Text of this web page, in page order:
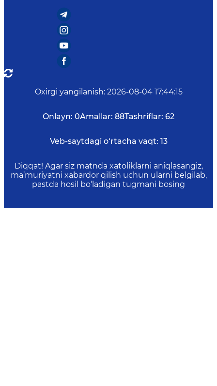
Oxirgi yangilanish: 2026-08-04 17:44:15
Onlayn: 0Amallar: 88Tashriflar: 62
Veb-saytdagi o‘rtacha vaqt: 13
Diqqat! Agar siz matnda xatoliklarni aniqlasangiz,
ma’muriyatni xabardor qilish uchun ularni belgilab,
pastda hosil bo‘ladigan tugmani bosing